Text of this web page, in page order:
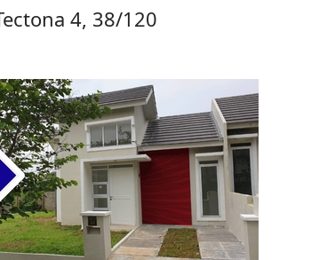
4, 38/120